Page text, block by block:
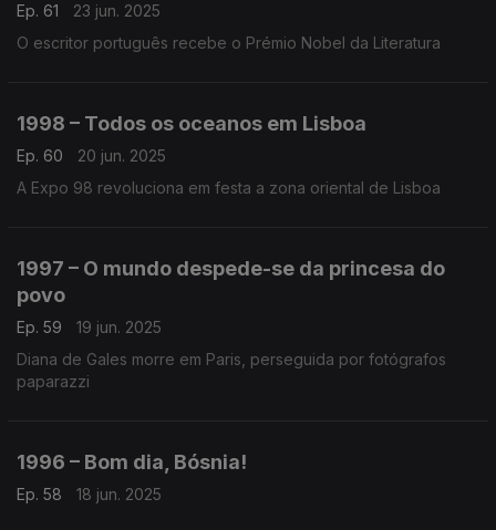
Ep. 61
23 jun. 2025
O escritor português recebe o Prémio Nobel da Literatura
1998 – Todos os oceanos em Lisboa
Ep. 60
20 jun. 2025
A Expo 98 revoluciona em festa a zona oriental de Lisboa
1997 – O mundo despede-se da princesa do
povo
Ep. 59
19 jun. 2025
Diana de Gales morre em Paris, perseguida por fotógrafos
paparazzi
1996 – Bom dia, Bósnia!
Ep. 58 18 jun. 2025